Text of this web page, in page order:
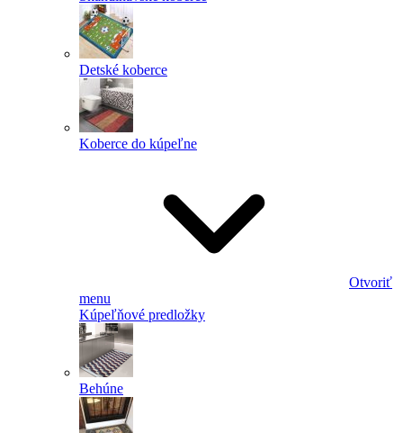
Detské koberce
Koberce do kúpeľne
Otvoriť
menu
Kúpeľňové predložky
Behúne